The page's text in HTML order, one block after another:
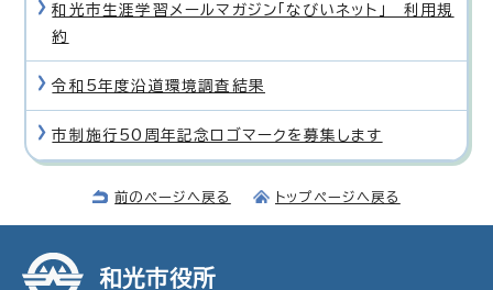
和光市生涯学習メールマガジン「なびいネット」 利用規
約
令和5年度沿道環境調査結果
市制施行50周年記念ロゴマークを募集します
前のページへ戻る トップページへ戻る
和光市役所